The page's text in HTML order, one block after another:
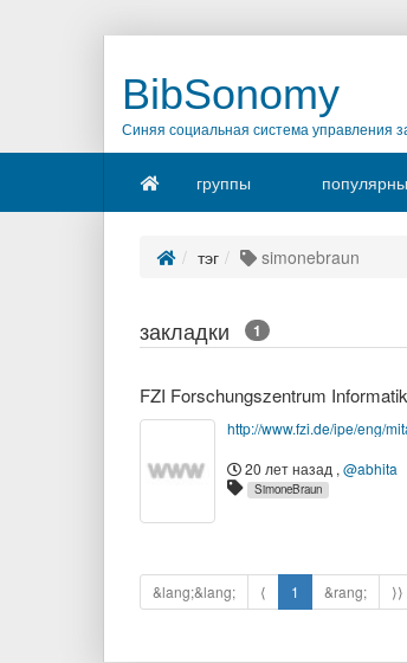
BibSonomy
Синяя социальная система управления
группы
тэг simonebraun
закладки 1
FZI Forschungszentrum
http://www.fzi.de/ipe/eng/
20 лет назад , @abhita
SimoneBraun
&lang;&lang; ⟨ 1 &rang; ⟩⟩